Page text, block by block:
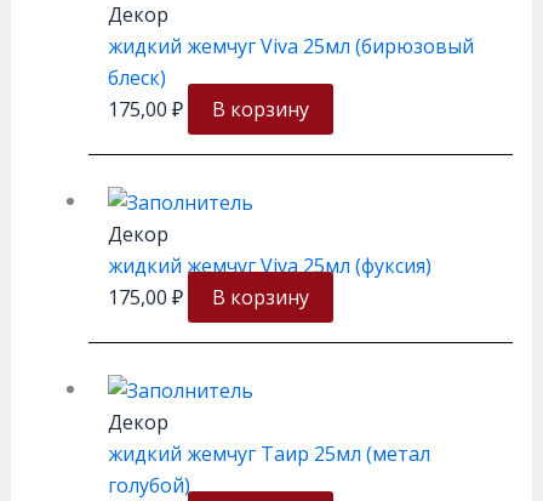
Декор
жидкий жемчуг Viva 25мл (бирюзовый
блеск)
175,00 ₽ В корзину
Декор
жидкий жемчуг Viva 25мл (фуксия)
175,00 ₽ В корзину
Декор
жидкий жемчуг Таир 25мл (метал
голубой)